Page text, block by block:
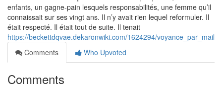
enfants, un gagne-pain lesquels responsabilités, une femme qu’il
connaissait sur ses vingt ans. Il n’y avait rien lequel reformuler. Il
était respecté. Il était tout de suite. Il tenait
https://beckettdqvae.dekaronwiki.com/1624294/voyance_par_mail
Comments
Who Upvoted
Comments